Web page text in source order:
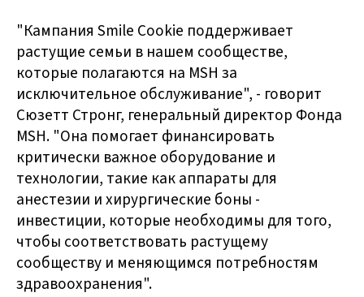
"Кампания Smile Cookie поддерживает
растущие семьи в нашем сообществе,
которые полагаются на MSH за
исключительное обслуживание", - говорит
Сюзетт Стронг, генеральный директор Фонда
MSH. "Она помогает финансировать
критически важное оборудование и
технологии, такие как аппараты для
анестезии и хирургические боны -
инвестиции, которые необходимы для того,
чтобы соответствовать растущему
сообществу и меняющимся потребностям
здравоохранения".